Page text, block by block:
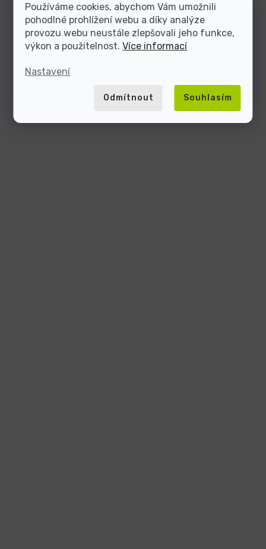
Používáme cookies, abychom Vám umožnili
pohodlné prohlížení webu a díky analýze
provozu webu neustále zlepšovali jeho funkce,
výkon a použitelnost.Více informací
Nastavení
Odmítnout Souhlasím